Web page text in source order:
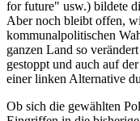
for future" usw.) bildete
Aber noch bleibt offen,
kommunalpolitischen
ganzen Land so
gestoppt und auch auf
einer linken Alternative
Ob sich die gewählten